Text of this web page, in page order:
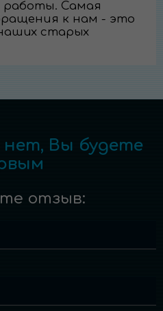
работы. Самая
к нам - это
старых
Вы будете
отзыв: